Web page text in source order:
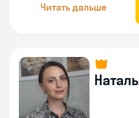
Читать дальше